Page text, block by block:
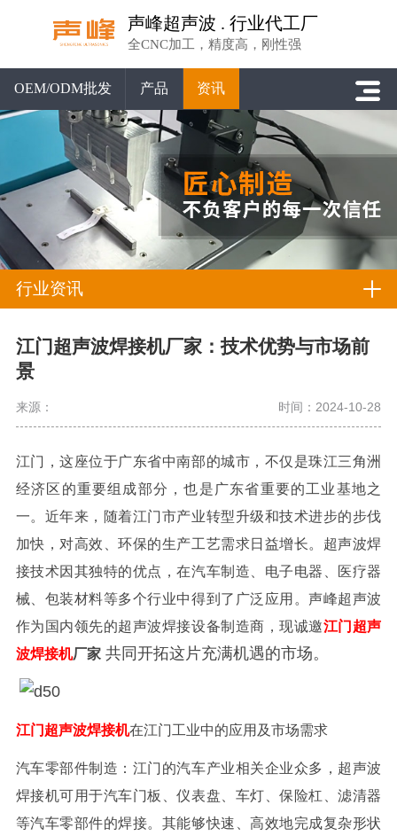
声峰超声波 . 行业代工厂
全CNC加工，精度高，刚性强
OEM/ODM批发 产品 资讯
行业资讯
江门超声波焊接机厂家：技术优势与市场前
景
来源： 时间：2024-10-28
江门，这座位于广东省中南部的城市，不仅是珠江三角洲
经济区的重要组成部分，也是广东省重要的工业基地之
一。近年来，随着江门市产业转型升级和技术进步的步伐
加快，对高效、环保的生产工艺需求日益增长。超声波焊
接技术因其独特的优点，在汽车制造、电子电器、医疗器
械、包装材料等多个行业中得到了广泛应用。声峰超声波
作为国内领先的超声波焊接设备制造商，现诚邀江门超声
波焊接机厂家共同开拓这片充满机遇的市场。
江门超声波焊接机在江门工业中的应用及市场需求
汽车零部件制造：江门的汽车产业相关企业众多，超声波
焊接机可用于汽车门板、仪表盘、车灯、保险杠、滤清器
等汽车零部件的焊接。其能够快速、高效地完成复杂形状